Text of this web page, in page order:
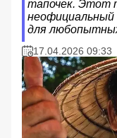
тапочек. Этот
неофициальный
для
17.04.2026 09:33